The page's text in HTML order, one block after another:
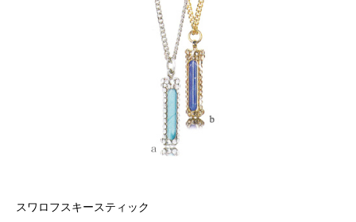
スワロフスキースティック